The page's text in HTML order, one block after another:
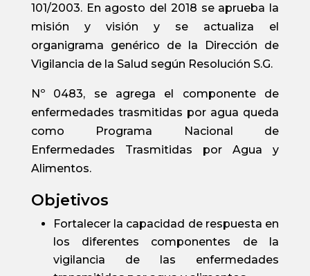
101/2003. En agosto del 2018 se aprueba la
misión y visión y se actualiza el
organigrama genérico de la Dirección de
Vigilancia de la Salud según Resolución S.G.
Nº 0483, se agrega el componente de
enfermedades trasmitidas por agua queda
como Programa Nacional de
Enfermedades Trasmitidas por Agua y
Alimentos.
Objetivos
Fortalecer la capacidad de respuesta en
los diferentes componentes de la
vigilancia de las enfermedades